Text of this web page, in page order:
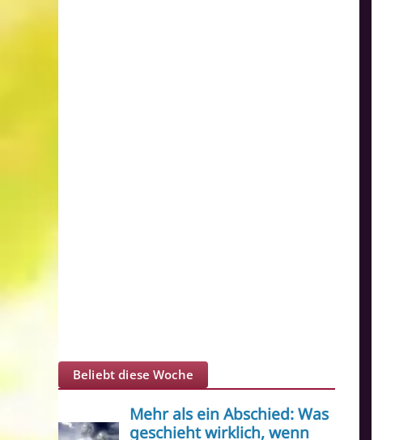
Beliebt diese Woche